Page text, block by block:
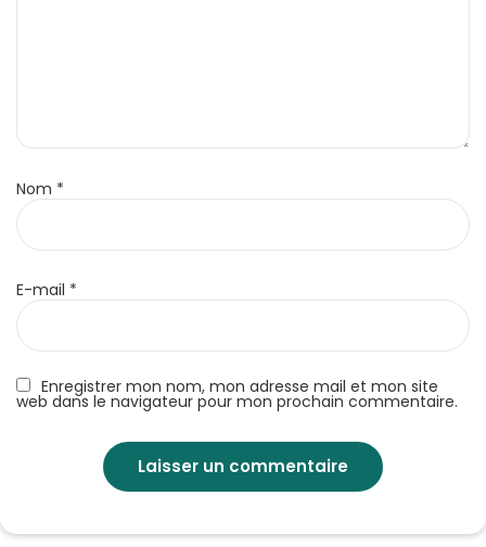
Enregistrer mon nom, mon adresse mail et mon site
web dans le navigateur pour mon prochain commentaire.
Nom *
E-mail *